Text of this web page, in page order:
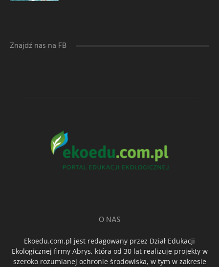
Znajdź nas na FB
O NAS
Ekoedu.com.pl jest redagowany przez Dział Edukacji
Ekologicznej firmy Abrys, która od 30 lat realizuje projekty w
szeroko rozumianej ochronie środowiska, w tym w zakresie